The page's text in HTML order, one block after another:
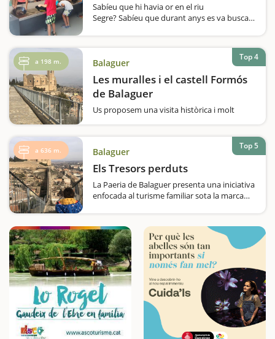
Sabíeu que hi havia or en el riu
Segre? Sabíeu que durant anys es va buscar
més us ho explicaran al Centre
d'Interpretació…
a 198 m. Balaguer
Les muralles i el castell Formós
de Balaguer
Us proposem una visita històrica i molt
Balaguer va estar totalment emmurallada?
En aquesta escapada us convidem a entrar
dins de les seves…
Top 4
a 636 m. Balaguer
Els Tresors perduts
La Paeria de Balaguer presenta una iniciativa
enfocada al turisme familiar sota la marca
“Els tresors perduts”. L'activitat…
Top 5